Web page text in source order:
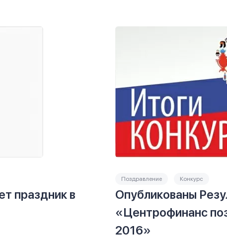
праздник в
Поздравление Конкурс
Опубликованы
«Центрофинанс
2016»